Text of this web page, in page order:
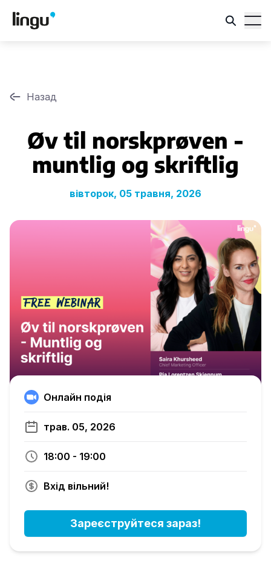
Назад
Øv til norskprøven -
muntlig og skriftlig
вівторок, 05 травня, 2026
Онлайн подія
трав. 05, 2026
18:00 - 19:00
Вхід вільний!
Зареєструйтеся зараз!